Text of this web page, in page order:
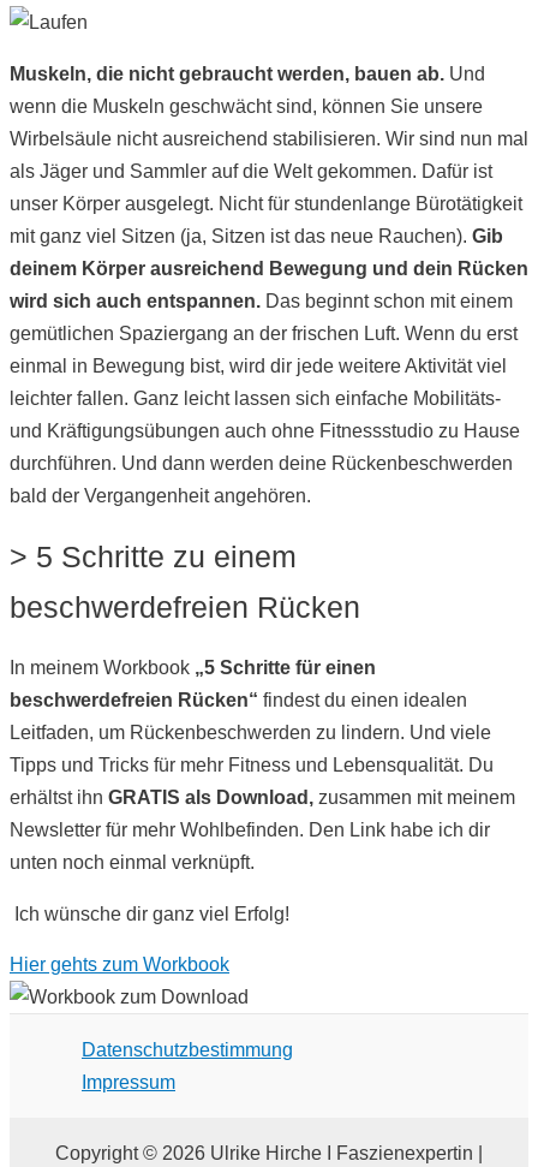
Muskeln, die nicht gebraucht werden, bauen ab. Und
wenn die Muskeln geschwächt sind, können Sie unsere
Wirbelsäule nicht ausreichend stabilisieren. Wir sind nun mal
als Jäger und Sammler auf die Welt gekommen. Dafür ist
unser Körper ausgelegt. Nicht für stundenlange Bürotätigkeit
mit ganz viel Sitzen (ja, Sitzen ist das neue Rauchen). Gib
deinem Körper ausreichend Bewegung und dein Rücken
wird sich auch entspannen. Das beginnt schon mit einem
gemütlichen Spaziergang an der frischen Luft. Wenn du erst
einmal in Bewegung bist, wird dir jede weitere Aktivität viel
leichter fallen. Ganz leicht lassen sich einfache Mobilitäts-
und Kräftigungsübungen auch ohne Fitnessstudio zu Hause
durchführen. Und dann werden deine Rückenbeschwerden
bald der Vergangenheit angehören.
> 5 Schritte zu einem
beschwerdefreien Rücken
In meinem Workbook „5 Schritte für einen
beschwerdefreien Rücken“ findest du einen idealen
Leitfaden, um Rückenbeschwerden zu lindern. Und viele
Tipps und Tricks für mehr Fitness und Lebensqualität. Du
erhältst ihn GRATIS als Download, zusammen mit meinem
Newsletter für mehr Wohlbefinden. Den Link habe ich dir
unten noch einmal verknüpft.
Ich wünsche dir ganz viel Erfolg!
Hier gehts zum Workbook
Datenschutzbestimmung
Impressum
Copyright © 2026 Ulrike Hirche I Faszienexpertin |